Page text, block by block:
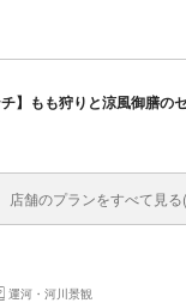
】もも狩りと涼風御膳の
店舗のプランをすべて見
運河・河川景観